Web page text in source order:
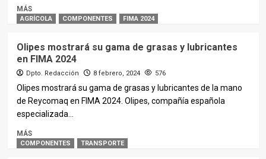
MÁS
AGRÍCOLA COMPONENTES FIMA 2024
Olipes mostrará su gama de grasas y lubricantes
en FIMA 2024
Dpto. Redacción 8 febrero, 2024 576
Olipes mostrará su gama de grasas y lubricantes de la mano
de Reycomaq en FIMA 2024. Olipes, compañía española
especializada...
MÁS
COMPONENTES TRANSPORTE